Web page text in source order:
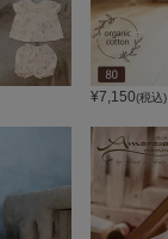
¥7,150(税込)